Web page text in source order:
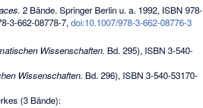
2 Bände. Springer Berlin u. a. 1992, ISBN 978-
3-662-08778-7, doi:10.1007/978-3-662-08776-3
Wissenschaften. Bd. 295), ISBN 3-540-
Wissenschaften. Bd. 296), ISBN 3-540-53170-
(3 Bände):